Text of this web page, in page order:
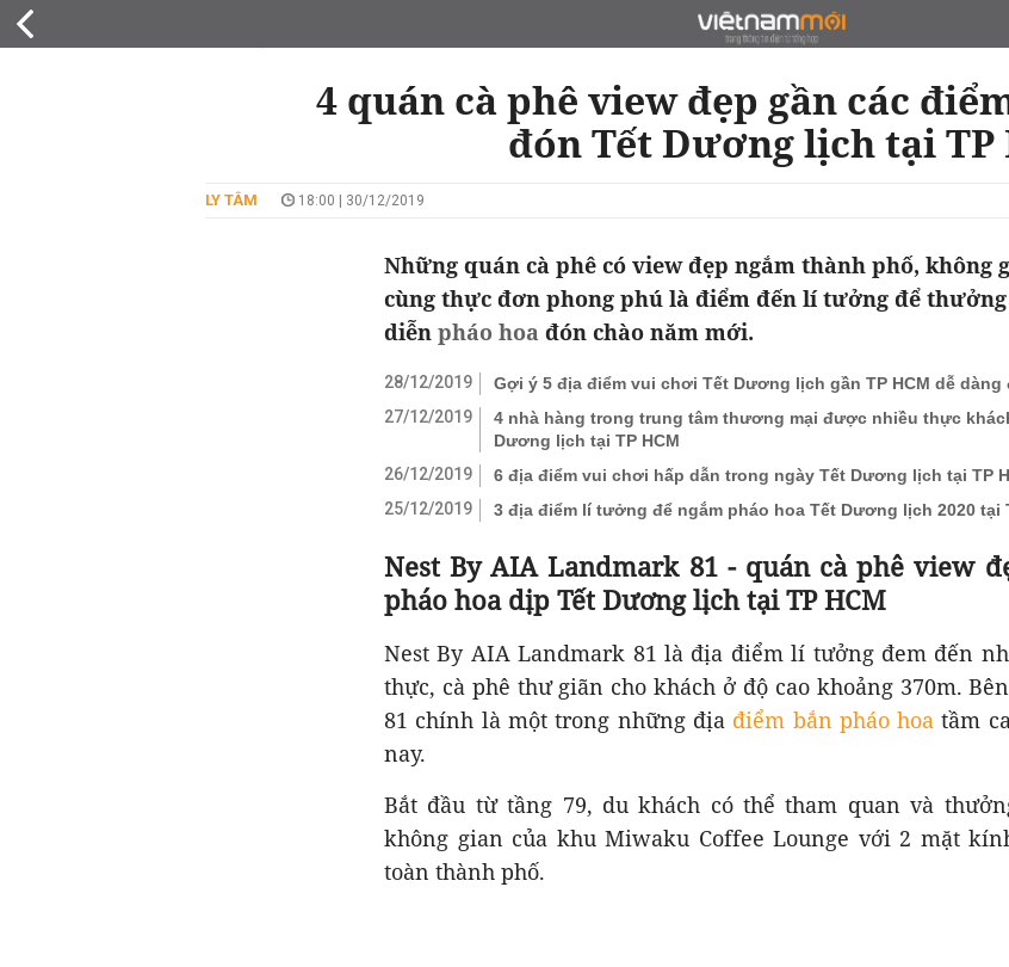
4 quán cà phê view đẹp gần các
đón Tết Dương lịch tại TP
LY TÂM 18:00 | 30/12/2019
Những quán cà phê có view đẹp ngắm thành phố, không
cùng thực đơn phong phú là điểm đến lí tưởng để
diễn pháo hoa đón chào năm mới.
28/12/2019
Gợi ý 5 địa điểm vui chơi Tết Dương lịch gần TP HCM dễ
27/12/2019
4 nhà hàng trong trung tâm thương mại được nhiều thực
Dương lịch tại TP HCM
26/12/2019
6 địa điểm vui chơi hấp dẫn trong ngày Tết Dương lịch tại TP
25/12/2019
3 địa điểm lí tưởng để ngắm pháo hoa Tết Dương lịch 2020 tại
Nest By AIA Landmark 81 - quán cà phê view
pháo hoa dịp Tết Dương lịch tại TP HCM
Nest By AIA Landmark 81 là địa điểm lí tưởng đem đến
thực, cà phê thư giãn cho khách ở độ cao khoảng 370m.
81 chính là một trong những địa điểm bắn pháo hoa tầm
nay.
Bắt đầu từ tầng 79, du khách có thể tham quan và
không gian của khu Miwaku Coffee Lounge với 2 mặt
toàn thành phố.